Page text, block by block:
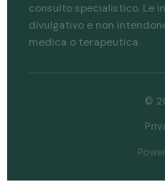
consulto specialistico. Le
divulgativo e non
medica o terapeutica.
©